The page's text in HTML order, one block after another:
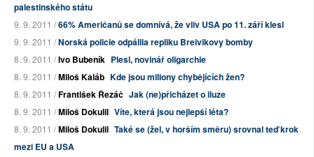
palestinského státu
9. 9. 2011 /66% Američanů se domnívá, že vliv USA po 11. září klesl
9. 9. 2011 /Norská policie odpálila repliku Breivikovy bomby
8. 9. 2011 /Ivo Bubeník Plesl, novinář oligarchie
8. 9. 2011 /Miloš Kaláb Kde jsou miliony chybějících žen?
8. 9. 2011 /František Řezáč Jak (ne)přicházet o iluze
8. 9. 2011 /Miloš Dokulil Víte, která jsou nejlepší léta?
8. 9. 2011 /Miloš Dokulil Také se (žel, v horším směru) srovnal teď krok
mezi EU a USA